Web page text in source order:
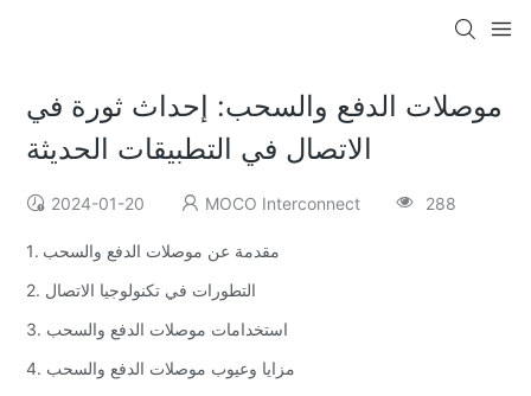
موصلات الدفع والسحب: إحداث ثورة في
الاتصال في التطبيقات الحديثة
2024-01-20 MOCO Interconnect 288
1. مقدمة عن موصلات الدفع والسحب
2. التطورات في تكنولوجيا الاتصال
3. استخدامات موصلات الدفع والسحب
4. مزايا وعيوب موصلات الدفع والسحب